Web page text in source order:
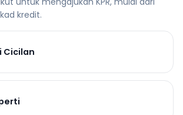
kredit.
Cicilan